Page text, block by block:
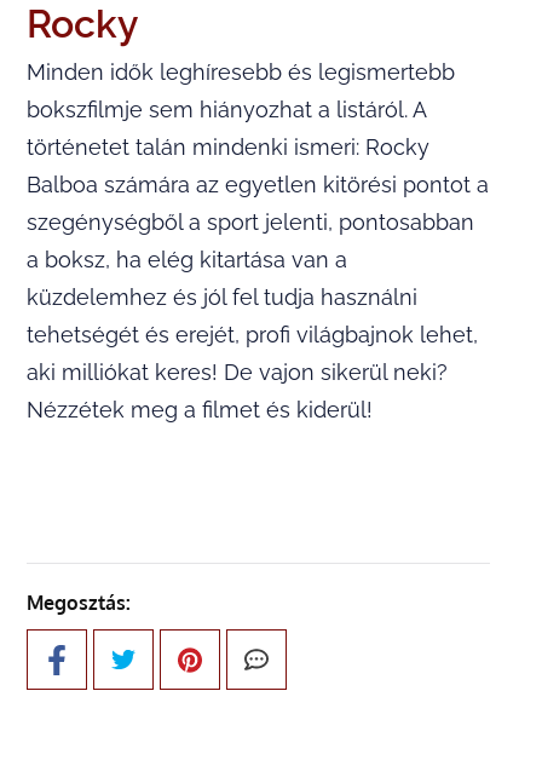
Rocky
Minden idők leghíresebb és legismertebb
bokszfilmje sem hiányozhat a listáról. A
történetet talán mindenki ismeri: Rocky
Balboa számára az egyetlen kitörési pontot a
szegénységből a sport jelenti, pontosabban
a boksz, ha elég kitartása van a
küzdelemhez és jól fel tudja használni
tehetségét és erejét, profi világbajnok lehet,
aki milliókat keres! De vajon sikerül neki?
Nézzétek meg a filmet és kiderül!
Megosztás: